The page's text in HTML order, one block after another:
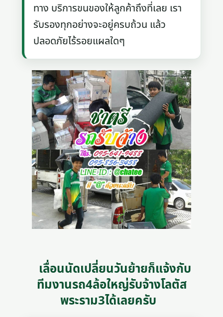
ทาง บริการขนของให้ลูกค้าถึงที่เลย เรา
รับรองทุกอย่างจะอยู่ครบถ้วน แล้ว
ปลอดภัยไร้รอยแผลใดๆ
เลื่อนนัดเปลี่ยนวันย้ายก็แจ้งกับ
ทีมงานรถ4ล้อใหญ่รับจ้างโลตัส
พระราม3ได้เลยครับ